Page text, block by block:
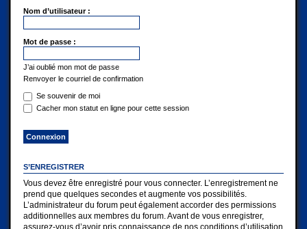
Nom d’utilisateur :
Mot de passe :
J’ai oublié mon mot de passe
Renvoyer le courriel de confirmation
Se souvenir de moi
Cacher mon statut en ligne pour cette session
S’ENREGISTRER
Vous devez être enregistré pour vous connecter. L’enregistrement ne
prend que quelques secondes et augmente vos possibilités.
L’administrateur du forum peut également accorder des permissions
additionnelles aux membres du forum. Avant de vous enregistrer,
assurez-vous d’avoir pris connaissance de nos conditions d’utilisation